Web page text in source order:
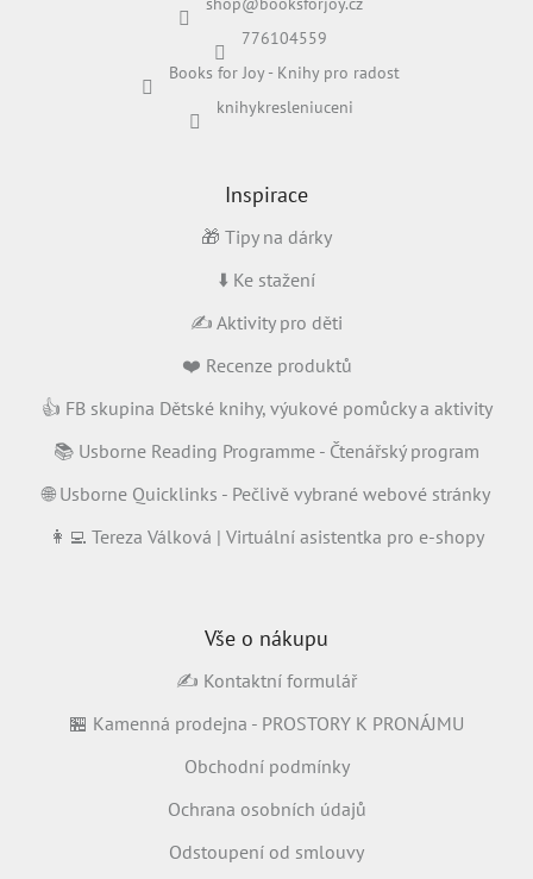
776104559
Books for Joy - Knihy pro radost
knihykresleniuceni
Inspirace
🎁 Tipy na dárky
⬇️ Ke stažení
✍️ Aktivity pro děti
❤️ Recenze produktů
👍 FB skupina Dětské knihy, výukové pomůcky a aktivity
📚 Usborne Reading Programme - Čtenářský program
🌐 Usborne Quicklinks - Pečlivě vybrané webové stránky
👩‍💻 Tereza Válková | Virtuální asistentka pro e-shopy
Vše o nákupu
✍️ Kontaktní formulář
🏪 Kamenná prodejna - PROSTORY K PRONÁJMU
Obchodní podmínky
Ochrana osobních údajů
Odstoupení od smlouvy